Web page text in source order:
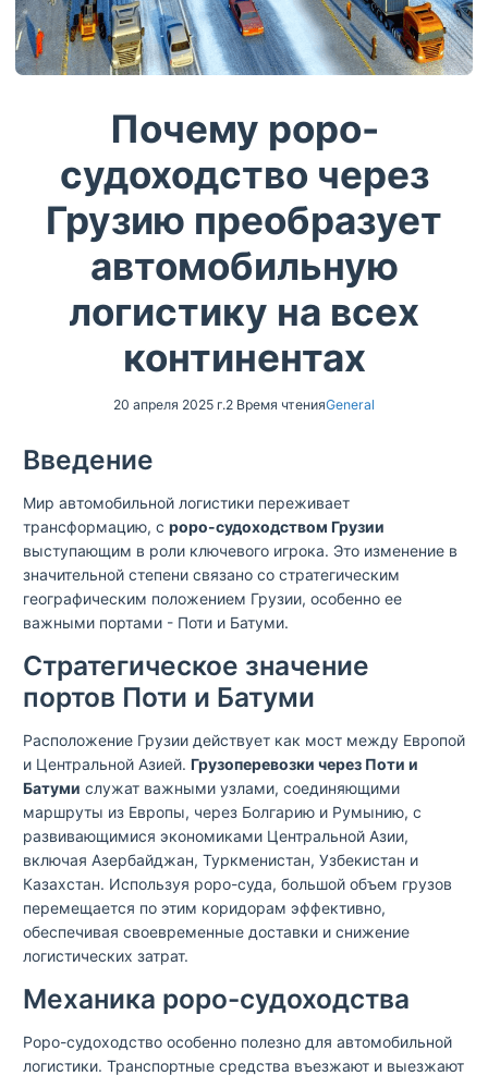
Почему роро-
судоходство через
Грузию преобразует
автомобильную
логистику на всех
континентах
20 апреля 2025 г.2 Время чтенияGeneral
Введение
Мир автомобильной логистики переживает
трансформацию, с роро-судоходством Грузии
выступающим в роли ключевого игрока. Это изменение в
значительной степени связано со стратегическим
географическим положением Грузии, особенно ее
важными портами - Поти и Батуми.
Стратегическое значение
портов Поти и Батуми
Расположение Грузии действует как мост между Европой
и Центральной Азией. Грузоперевозки через Поти и
Батуми служат важными узлами, соединяющими
маршруты из Европы, через Болгарию и Румынию, с
развивающимися экономиками Центральной Азии,
включая Азербайджан, Туркменистан, Узбекистан и
Казахстан. Используя роро-суда, большой объем грузов
перемещается по этим коридорам эффективно,
обеспечивая своевременные доставки и снижение
логистических затрат.
Механика роро-судоходства
Роро-судоходство особенно полезно для автомобильной
логистики. Транспортные средства въезжают и выезжают